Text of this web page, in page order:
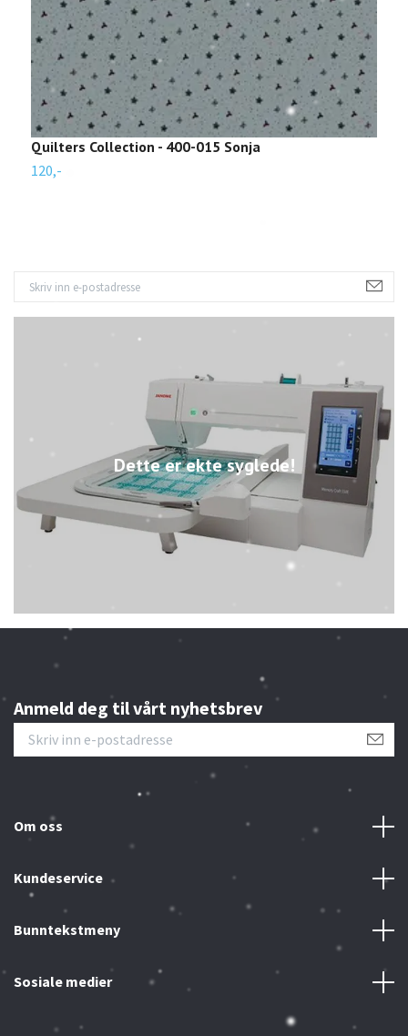
Dette er ekte syglede!
Quilters Collection - 400-015 Sonja
120,-
Anmeld deg til vårt nyhetsbrev
Om oss
Kundeservice
Bunntekstmeny
Sosiale medier